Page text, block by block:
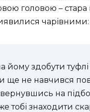
головою –
чарівними:
йому здобути
ще не навчився
на
знаходити